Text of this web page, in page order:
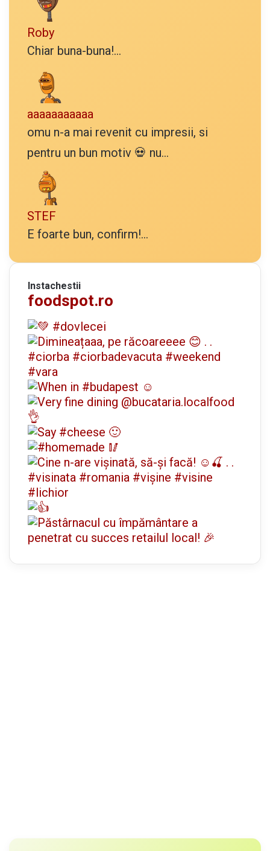
Roby
Chiar buna-buna!...
aaaaaaaaaaa
omu n-a mai revenit cu impresii, si
pentru un bun motiv 💀 nu...
STEF
E foarte bun, confirm!...
Instachestii
foodspot.ro